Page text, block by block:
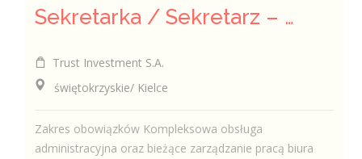
Sekretarka / Sekretarz – Obsługa biura
Trust Investment S.A.
świętokrzyskie/ Kielce
Zakres obowiązków Kompleksowa obsługa
administracyjna oraz bieżące zarządzanie pracą biura